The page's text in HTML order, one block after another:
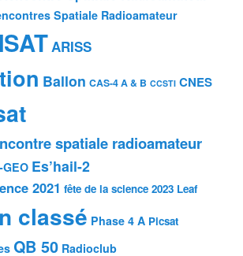
Spatiale Radioamateur
ARISS
Ballon CAS-4 A & B CCSTI CNES
spatiale radioamateur
Es’hail-2
2021 fête de la science 2023 Leaf
classé Phase 4 A Picsat
QB 50 Radioclub